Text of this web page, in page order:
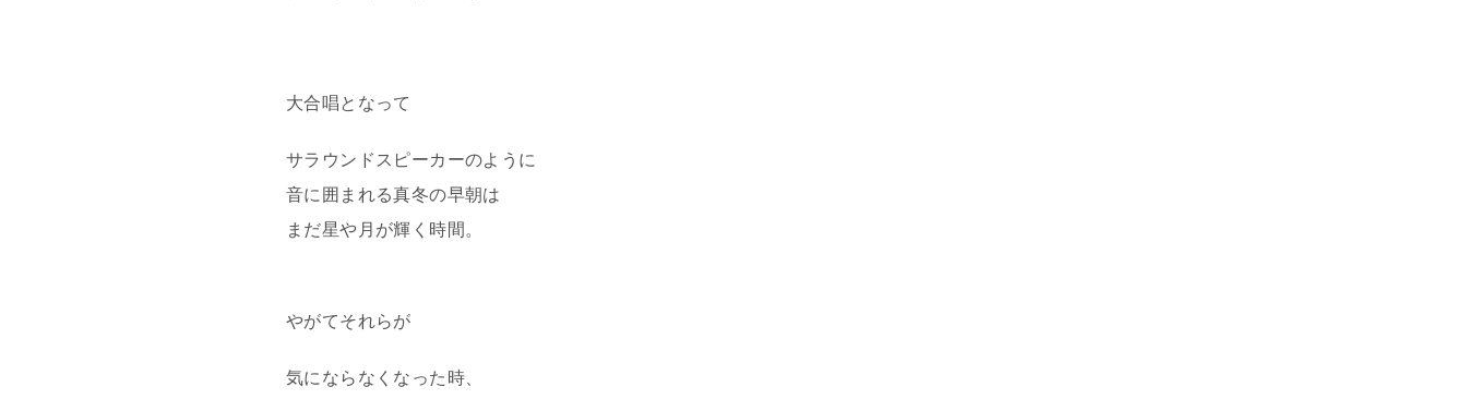
大合唱となって
サラウンドスピーカーのように
音に囲まれる真冬の早朝は
まだ星や月が輝く時間。
やがてそれらが
気にならなくなった時、